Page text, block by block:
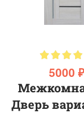
5000 ₽
Дверь